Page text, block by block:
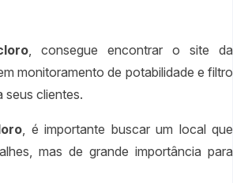
, consegue encontrar o site da
monitoramento de potabilidade e filtro
seus clientes.
, é importante buscar um local que
mas de grande importância para